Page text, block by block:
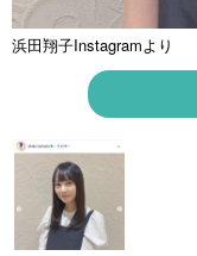
浜田翔子Instagramより